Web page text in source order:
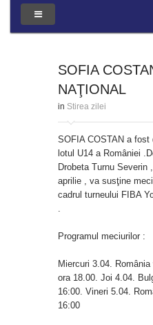
SOFIA
NAŢIONAL
in Stirea zilei
SOFIA COSTAN a
lotul U14 a României
Drobeta Turnu Severin
aprilie , va susţine
cadrul turneului FIBA
.
Programul meciurilor :
Miercuri 3.04.
ora 18.00. Joi 4.04.
16:00. Vineri 5.04.
16:00